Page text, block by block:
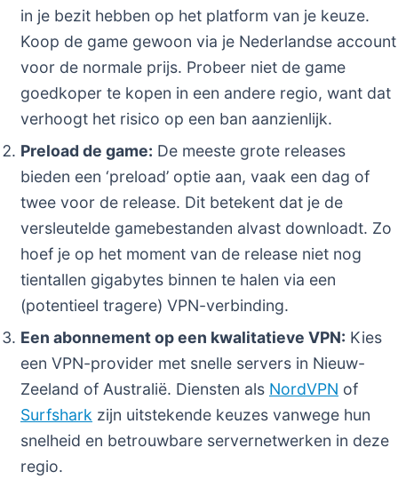
in je bezit hebben op het platform van je keuze.
Koop de game gewoon via je Nederlandse account
voor de normale prijs. Probeer niet de game
goedkoper te kopen in een andere regio, want dat
verhoogt het risico op een ban aanzienlijk.
Preload de game: De meeste grote releases
bieden een ‘preload’ optie aan, vaak een dag of
twee voor de release. Dit betekent dat je de
versleutelde gamebestanden alvast downloadt. Zo
hoef je op het moment van de release niet nog
tientallen gigabytes binnen te halen via een
(potentieel tragere) VPN-verbinding.
Een abonnement op een kwalitatieve VPN: Kies
een VPN-provider met snelle servers in Nieuw-
Zeeland of Australië. Diensten als NordVPN of
Surfshark zijn uitstekende keuzes vanwege hun
snelheid en betrouwbare servernetwerken in deze
regio.